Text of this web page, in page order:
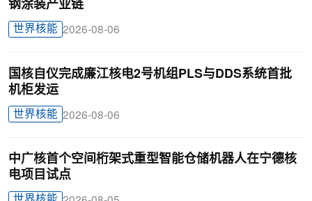
钢涂装产业链
世界核能 2026-08-06
国核自仪完成廉江核电2号机组PLS与DDS系统首批
机柜发运
世界核能 2026-08-06
中广核首个空间桁架式重型智能仓储机器人在宁德核
电项目试点